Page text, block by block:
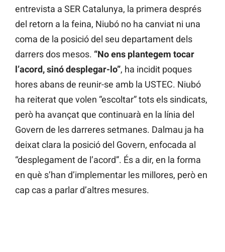
entrevista a SER Catalunya, la primera després
del retorn a la feina, Niubó no ha canviat ni una
coma de la posició del seu departament dels
darrers dos mesos. “No ens plantegem tocar
l’acord, sinó desplegar-lo”, ha incidit poques
hores abans de reunir-se amb la USTEC. Niubó
ha reiterat que volen “escoltar” tots els sindicats,
però ha avançat que continuarà en la línia del
Govern de les darreres setmanes. Dalmau ja ha
deixat clara la posició del Govern, enfocada al
“desplegament de l’acord”. És a dir, en la forma
en què s’han d’implementar les millores, però en
cap cas a parlar d’altres mesures.